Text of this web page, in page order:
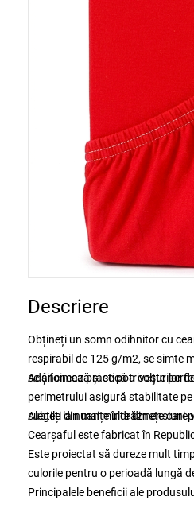
Descriere
Obțineți un somn odihnitor cu
respirabil de 125 g/m2, se simte
se șifonează și se potrivește
Adâncimea practică a colțurilor
perimetrului asigură stabilitate
subtile la nuanțe îndrăznețe care
Alegeți din mai multe dimensiuni
Cearșaful este fabricat în
Este proiectat să dureze mult
culorile pentru o perioadă lungă
Principalele beneficii ale